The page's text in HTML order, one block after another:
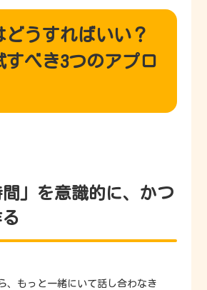
どうすればいい？
すべき3つのアプロ
間」を意識的に、かつ
、もっと一緒にいて話し合わなき